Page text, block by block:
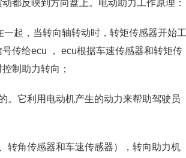
都反映到方向盘上。电动助力工作原理：
起，当转向轴转动时，转矩传感器开始工
传给ecu ， ecu根据车速传感器和转矩传
制助力转向；
。它利用电动机产生的动力来帮助驾驶员
转角传感器和车速传感器），转向助力机